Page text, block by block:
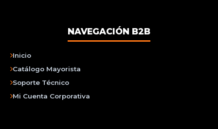
NAVEGACIÓN B2B
Inicio
Catálogo Mayorista
Soporte Técnico
Mi Cuenta Corporativa